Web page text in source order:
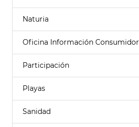
Naturia
Oficina Información Consumidor
Participación
Playas
Sanidad